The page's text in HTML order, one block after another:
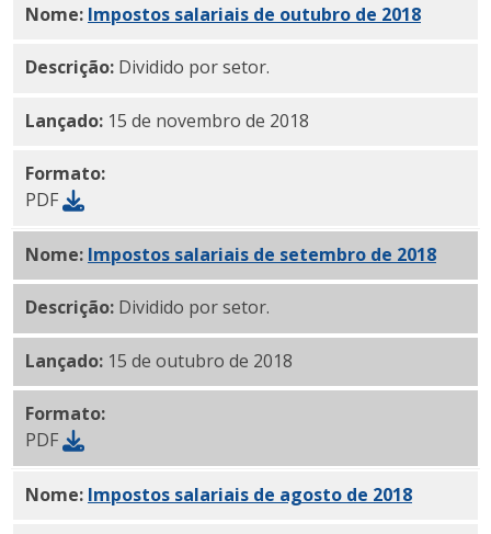
Nome: Impostos salariais de outubro de 2018PDF
Descrição: Dividido por setor.
Lançado: 15 de novembro de 2018
Formato:
PDF
Nome: Impostos salariais de setembro de 2018PDF
Descrição: Dividido por setor.
Lançado: 15 de outubro de 2018
Formato:
PDF
Nome: Impostos salariais de agosto de 2018PDF